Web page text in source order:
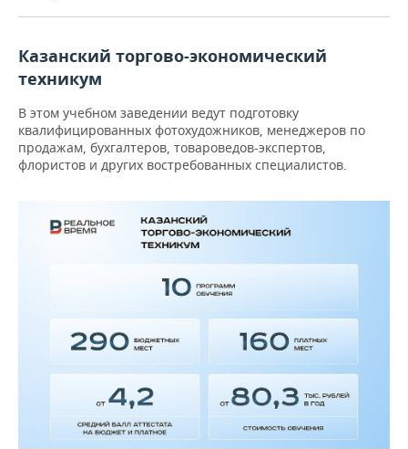
Казанский торгово-экономический
техникум
В этом учебном заведении ведут подготовку
квалифицированных фотохудожников, менеджеров по
продажам, бухгалтеров, товароведов-экспертов,
флористов и других востребованных специалистов.